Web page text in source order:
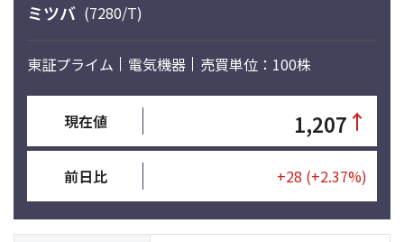
ミツバ (7280/T)
東証プライム 電気機器 売買単位：100株
現在値 1,207 ↑
前日比 +28 (+2.37%)